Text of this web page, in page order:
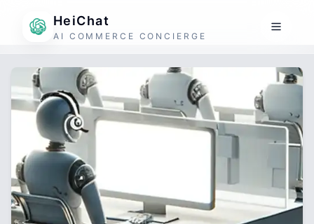
HeiChat
AI COMMERCE CONCIERGE